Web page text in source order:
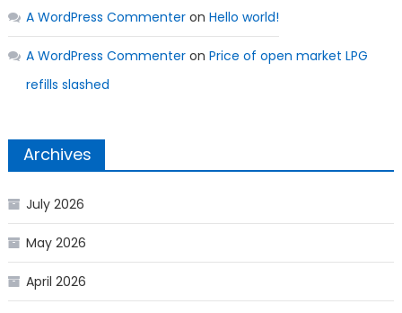
A WordPress Commenteron Hello world!
A WordPress Commenteron Price of open market LPG
refills slashed
Archives
July 2026
May 2026
April 2026